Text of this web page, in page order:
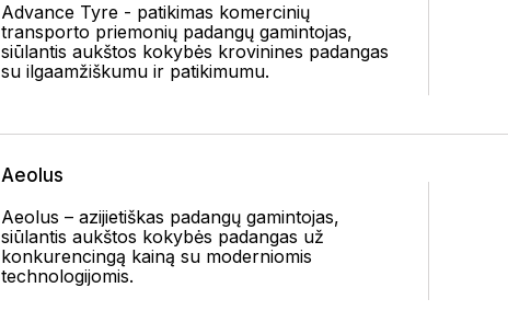
Advance Tyre - patikimas komercinių
transporto priemonių padangų gamintojas,
siūlantis aukštos kokybės krovinines padangas
su ilgaamžiškumu ir patikimumu.
Aeolus
Aeolus – azijietiškas padangų gamintojas,
siūlantis aukštos kokybės padangas už
konkurencingą kainą su moderniomis
technologijomis.